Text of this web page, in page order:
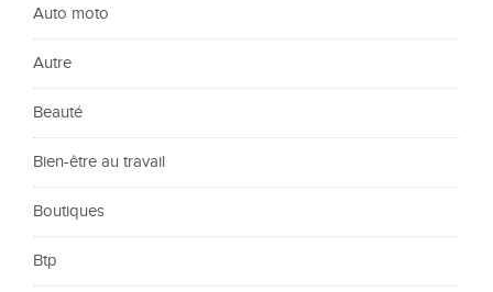
Auto moto
Autre
Beauté
Bien-être au travail
Boutiques
Btp